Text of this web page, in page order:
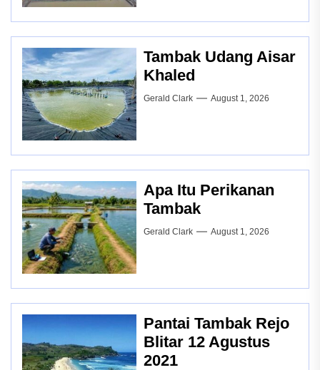
Tambak Udang Aisar
Khaled
Gerald Clark August 1, 2026
Apa Itu Perikanan
Tambak
Gerald Clark August 1, 2026
Pantai Tambak Rejo
Blitar 12 Agustus
2021